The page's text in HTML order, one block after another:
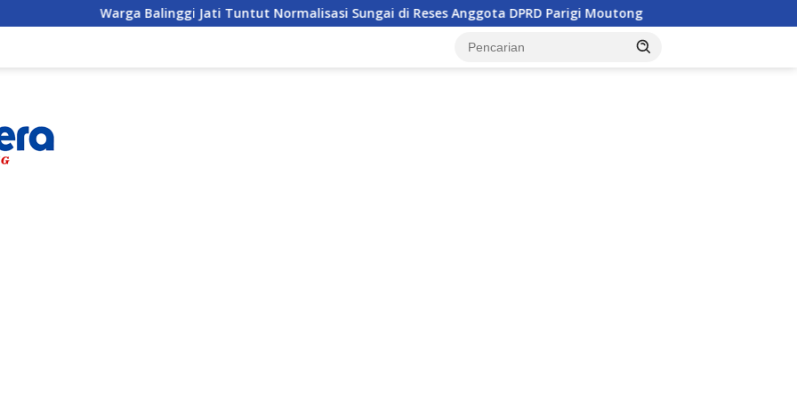
Warga Balinggi Jati Tuntut Normalisasi Sungai di Reses Anggota DPRD Parigi Moutong Penghulu di Parigi